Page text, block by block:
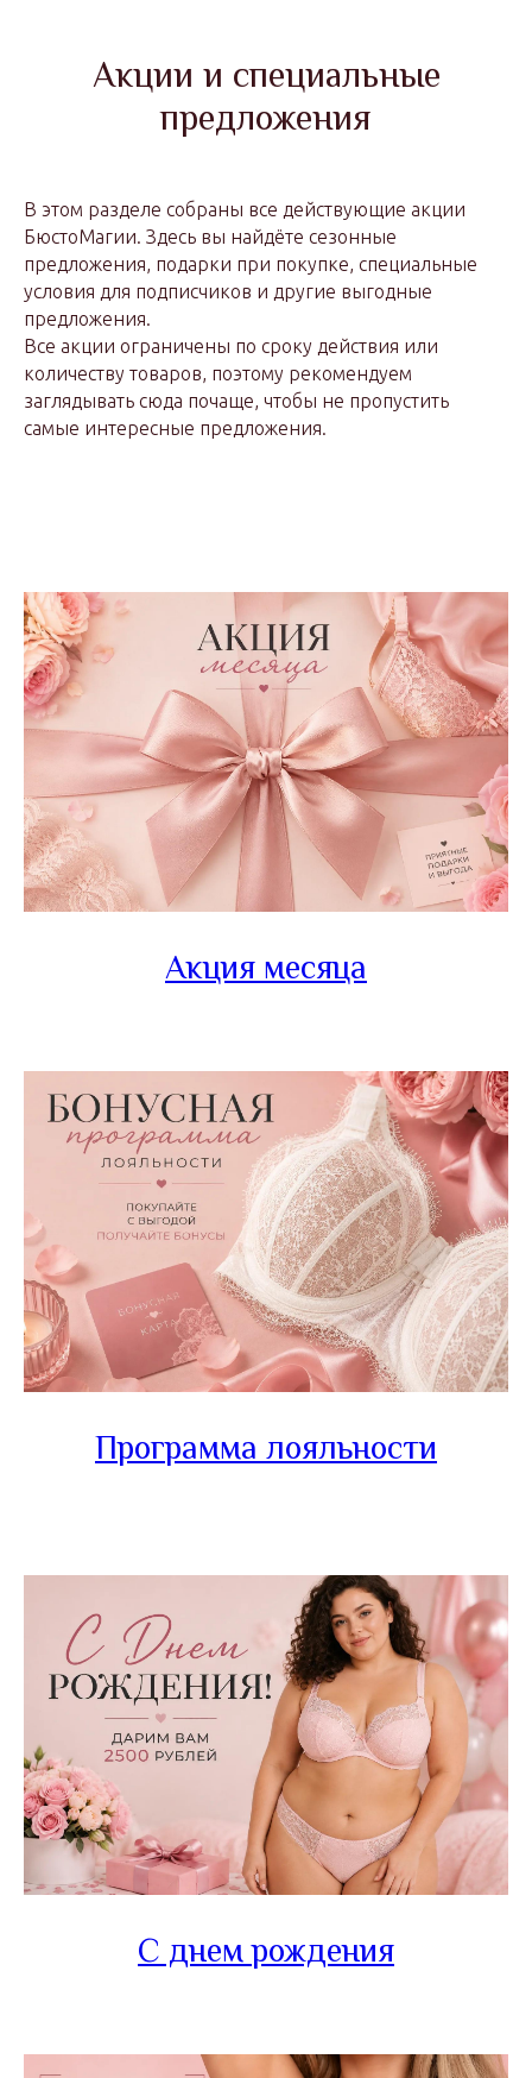
Акции и специальные
предложения
В этом разделе собраны все действующие акции
БюстоМагии. Здесь вы найдёте сезонные
предложения, подарки при покупке, специальные
условия для подписчиков и другие выгодные
предложения.
Все акции ограничены по сроку действия или
количеству товаров, поэтому рекомендуем
заглядывать сюда почаще, чтобы не пропустить
самые интересные предложения.
Акция месяца
Программа лояльности
С днем рождения